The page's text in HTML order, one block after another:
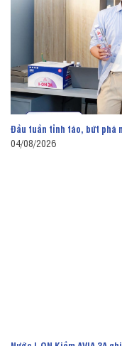
Đầu tuần tỉnh táo, bứt phá
04/08/2026